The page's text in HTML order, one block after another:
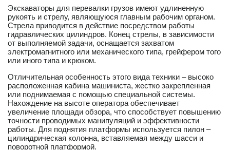
Экскаваторы для перевалки грузов имеют удлиненную
рукоять и стрелу, являющуюся главным рабочим органом.
Стрела приводится в действие посредством работы
гидравлических цилиндров. Конец стрелы, в зависимости
от выполняемой задачи, оснащается захватом
электромагнитного или механического типа, грейфером того
или иного типа и крюком.
Отличительная особенность этого вида техники – высоко
расположенная кабина машиниста, жестко закрепленная
или поднимаемая с помощью специальной системы.
Нахождение на высоте оператора обеспечивает
увеличение площади обзора, что способствует повышению
точности проводимых манипуляций и эффективности
работы. Для поднятия платформы используется пилон –
цилиндрическая колонна, вставляемая между шасси и
поворотной платформой.